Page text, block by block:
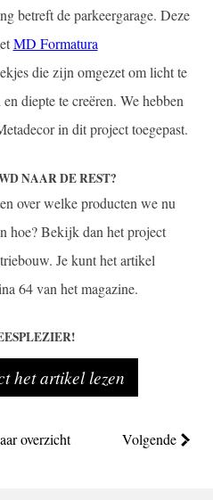
betreft de parkeergarage. Deze
MD Formatura
die zijn omgezet om licht te
diepte te creëren. We hebben
in dit project toegepast.
NAAR DE REST?
over welke producten we nu
hoe? Bekijk dan het project
Je kunt het artikel
64 van het magazine.
het artikel lezen
overzicht Volgende